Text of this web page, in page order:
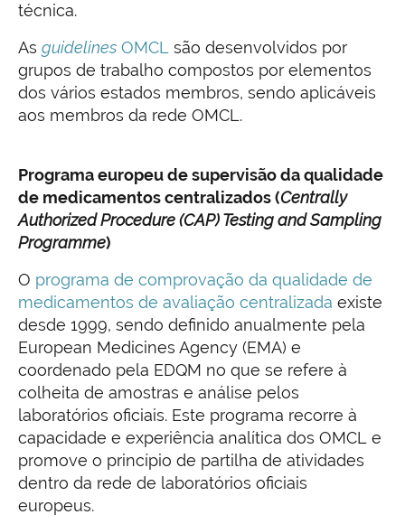
técnica.
As guidelines OMCL são desenvolvidos por
grupos de trabalho compostos por elementos
dos vários estados membros, sendo aplicáveis
aos membros da rede OMCL.
Programa europeu de supervisão da qualidade
de medicamentos centralizados (Centrally
Authorized Procedure (CAP) Testing and Sampling
Programme)
O programa de comprovação da qualidade de
medicamentos de avaliação centralizada existe
desde 1999, sendo definido anualmente pela
European Medicines Agency (EMA) e
coordenado pela EDQM no que se refere à
colheita de amostras e análise pelos
laboratórios oficiais. Este programa recorre à
capacidade e experiência analítica dos OMCL e
promove o princípio de partilha de atividades
dentro da rede de laboratórios oficiais
europeus.